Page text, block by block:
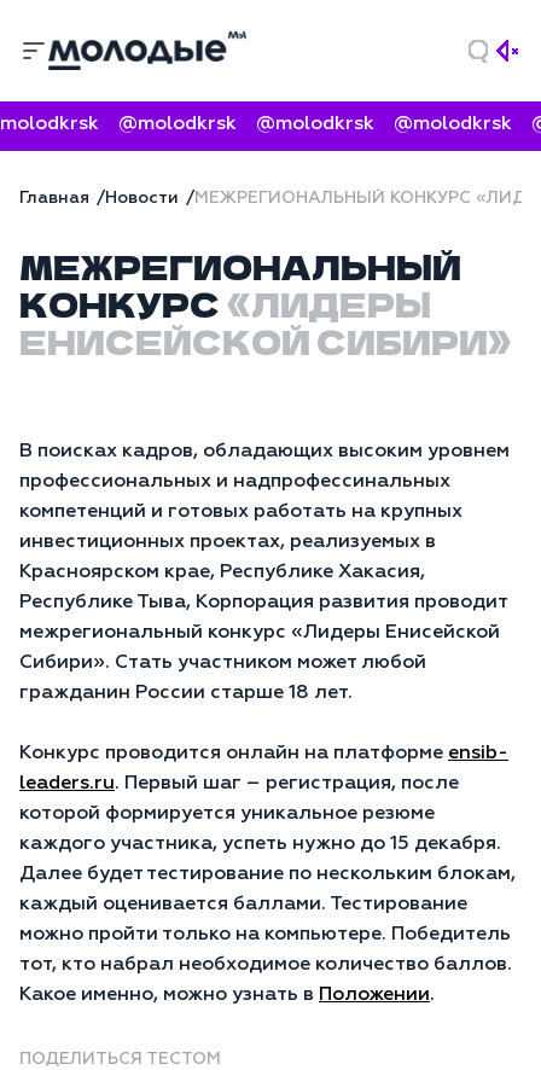
@molodkrsk @molodkrsk @molodkrsk
Главная Новости МЕЖРЕГИОНАЛЬНЫЙ КОНКУРС
МЕЖРЕГИОНАЛЬНЫЙ
КОНКУРС«ЛИДЕРЫ
ЕНИСЕЙСКОЙ СИБИРИ»
В поисках кадров, обладающих высоким уровнем
профессиональных и надпрофессинальных
компетенций и готовых работать на крупных
инвестиционных проектах, реализуемых в
Красноярском крае, Республике Хакасия,
Республике Тыва, Корпорация развития проводит
межрегиональный конкурс «Лидеры Енисейской
Сибири». Стать участником может любой
гражданин России старше 18 лет.
Конкурс проводится онлайн на платформе ensib-
leaders.ru. Первый шаг – регистрация, после
которой формируется уникальное резюме
каждого участника, успеть нужно до 15 декабря.
Далее будет тестирование по нескольким блокам,
каждый оценивается баллами. Тестирование
можно пройти только на компьютере. Победитель
тот, кто набрал необходимое количество баллов.
Какое именно, можно узнать в Положении.
ПОДЕЛИТЬСЯ ТЕСТОМ